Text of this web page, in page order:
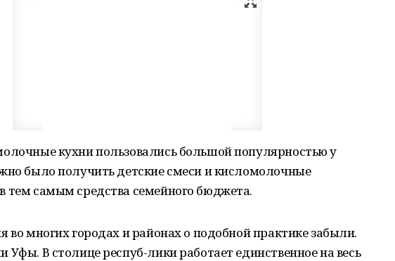
кухни пользовались большой популярностью у
было получить детские смеси и кисломолочные
тем самым средства семейного бюджета.
во многих городах и районах о подобной практике забыли.
В столице респуб-лики работает единственное на весь